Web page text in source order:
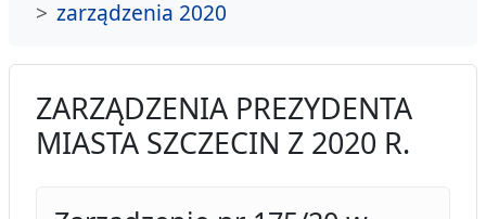
zarządzenia 2020
ZARZĄDZENIA PREZYDENTA
MIASTA SZCZECIN Z 2020 R.